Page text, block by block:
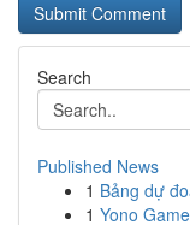
Search
Published News
1 Bảng dự
1 Yono